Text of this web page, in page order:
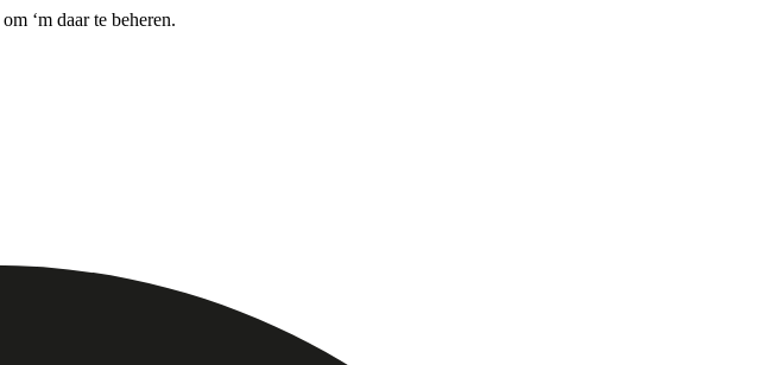
om ‘m daar te beheren.